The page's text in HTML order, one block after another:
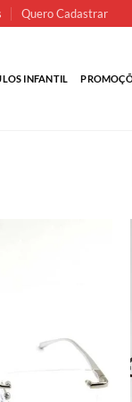
Quero Cadastrar
INFANTIL